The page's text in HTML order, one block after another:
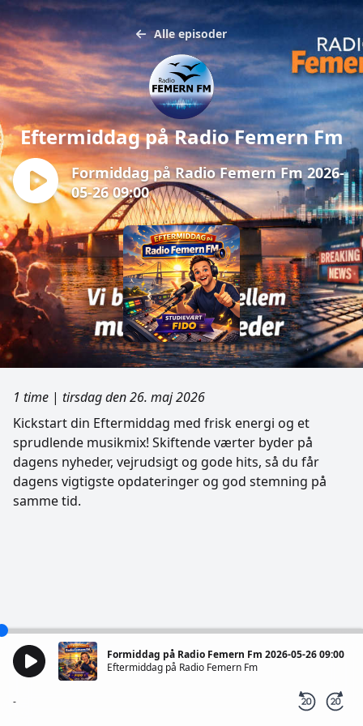
Alle episoder
Eftermiddag på Radio Femern Fm
Formiddag på Radio Femern Fm 2026-
05-26 09:00
1 time | tirsdag den 26. maj 2026
Kickstart din Eftermiddag med frisk energi og et
sprudlende musikmix! Skiftende værter byder på
dagens nyheder, vejrudsigt og gode hits, så du får
dagens vigtigste opdateringer og god stemning på
samme tid.
Formiddag på Radio Femern Fm 2026-05-26 09:00
Eftermiddag på Radio Femern Fm
-